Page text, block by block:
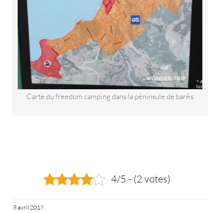
Carte du freedom camping dans la péninsule de banks
4/5 - (2 votes)
8 avril 2017